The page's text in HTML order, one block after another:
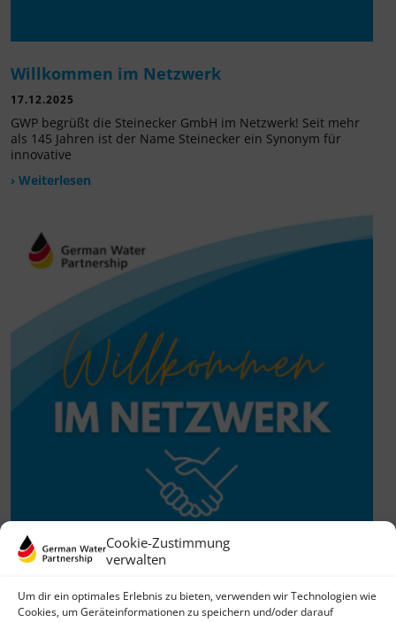
Cookie-Zustimmung
verwalten
Um dir ein optimales Erlebnis zu bieten, verwenden wir Technologien wie
Cookies, um Geräteinformationen zu speichern und/oder darauf
Willkommen im Netzwerk
17.12.2025
GWP begrüßt die Steinecker GmbH im Netzwerk! Seit mehr
als 145 Jahren ist der Name Steinecker ein Synonym für
innovative
› Weiterlesen
Willkommen im Netzwerk